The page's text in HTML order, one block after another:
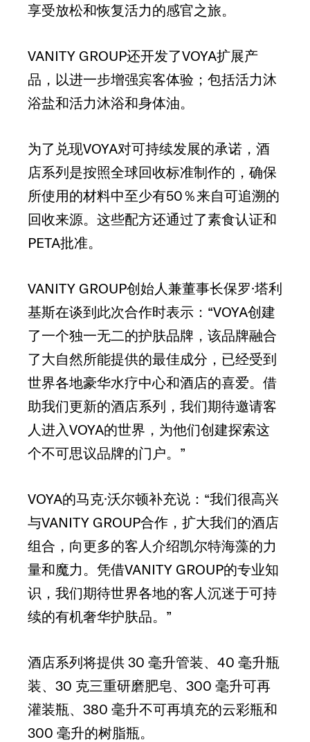
享受放松和恢复活力的感官之旅。
VANITY GROUP还开发了VOYA扩展产
品，以进一步增强宾客体验；包括活力沐
浴盐和活力沐浴和身体油。
为了兑现VOYA对可持续发展的承诺，酒
店系列是按照全球回收标准制作的，确保
所使用的材料中至少有50％来自可追溯的
回收来源。这些配方还通过了素食认证和
PETA批准。
VANITY GROUP创始人兼董事长保罗·塔利
基斯在谈到此次合作时表示：“VOYA创建
了一个独一无二的护肤品牌，该品牌融合
了大自然所能提供的最佳成分，已经受到
世界各地豪华水疗中心和酒店的喜爱。借
助我们更新的酒店系列，我们期待邀请客
人进入VOYA的世界，为他们创建探索这
个不可思议品牌的门户。”
VOYA的马克·沃尔顿补充说：“我们很高兴
与VANITY GROUP合作，扩大我们的酒店
组合，向更多的客人介绍凯尔特海藻的力
量和魔力。凭借VANITY GROUP的专业知
识，我们期待世界各地的客人沉迷于可持
续的有机奢华护肤品。”
酒店系列将提供 30 毫升管装、40 毫升瓶
装、30 克三重研磨肥皂、300 毫升可再
灌装瓶、380 毫升不可再填充的云彩瓶和
300 毫升的树脂瓶。